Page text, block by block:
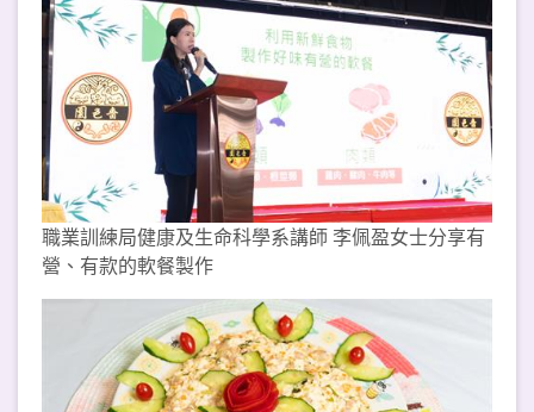
職業訓練局健康及生命科學系講師 李佩盈女士分享有
營、有款的軟餐製作